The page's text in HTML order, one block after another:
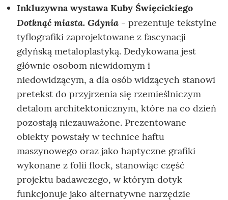
Inkluzywna wystawa Kuby Święcickiego
Dotknąć miasta. Gdynia - prezentuje tekstylne
tyflografiki zaprojektowane z fascynacji
gdyńską metaloplastyką. Dedykowana jest
głównie osobom niewidomym i
niedowidzącym, a dla osób widzących stanowi
pretekst do przyjrzenia się rzemieślniczym
detalom architektonicznym, które na co dzień
pozostają niezauważone. Prezentowane
obiekty powstały w technice haftu
maszynowego oraz jako haptyczne grafiki
wykonane z folii flock, stanowiąc część
projektu badawczego, w którym dotyk
funkcjonuje jako alternatywne narzędzie